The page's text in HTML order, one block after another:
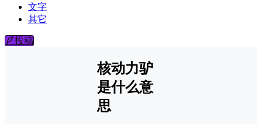
文字
其它
投稿
核动力驴
是什么意
思